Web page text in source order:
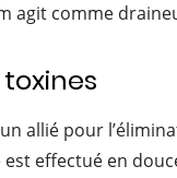
agit comme
allié pour
est effectué en